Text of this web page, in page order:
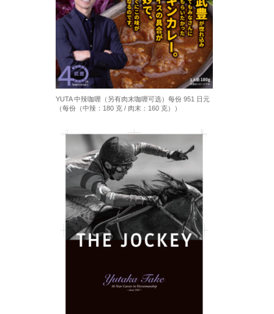
YUTA 中辣咖喱（另有肉末咖喱可选）每份 951 日元
（每份（中辣：180 克 / 肉末：160 克））